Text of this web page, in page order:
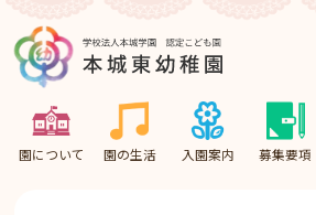
園について 園の生活 入園案内 募集要項